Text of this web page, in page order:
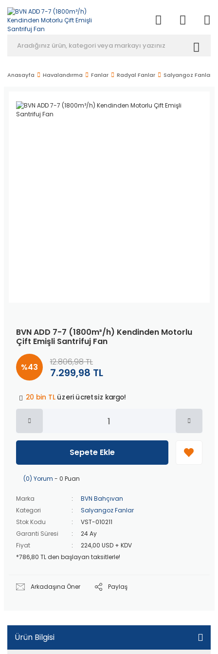
Anasayfa Havalandırma Fanlar Radyal Fanlar Salyangoz Fanlar
BVN ADD 7-7 (1800m³/h) Kendinden Motorlu
Çift Emişli Santrifuj Fan
%43 7.299,98 TL
12.806,98 TL
20 bin TLüzeri ücretsiz kargo!
40 bin TL
Peşin fiyatına
üzeri ücretsiz kargo!
üzeri ücretsiz kargo!
40 bin TLüzeri özel teklif!
Sepete Ekle
(0) Yorum - 0 Puan
Marka
BVN Bahçıvan
Kategori
Salyangoz Fanlar
Stok Kodu
VST-010211
Garanti Süresi
24 Ay
Fiyat
224,00 USD + KDV
*786,80 TL den başlayan taksitlerle!
Arkadaşına Öner Paylaş
Ürün Bilgisi